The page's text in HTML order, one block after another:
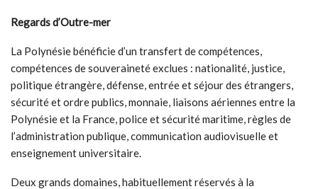
Regards d’Outre-mer
La Polynésie bénéficie d’un transfert de compétences,
compétences de souveraineté exclues : nationalité, justice,
politique étrangère, défense, entrée et séjour des étrangers,
sécurité et ordre publics, monnaie, liaisons aériennes entre la
Polynésie et la France, police et sécurité maritime, règles de
l’administration publique, communication audiovisuelle et
enseignement universitaire.
Deux grands domaines, habituellement réservés à la